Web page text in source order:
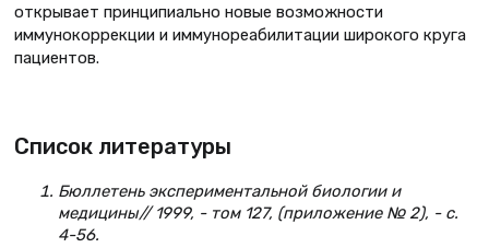
открывает принципиально новые возможности
иммунокоррекции и иммунореабилитации широкого круга
пациентов.
Список литературы
Бюллетень экспериментальной биологии и
медицины// 1999, - том 127, (приложение № 2), - с.
4-56.